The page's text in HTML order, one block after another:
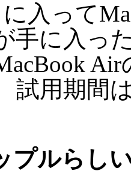
入って
手に入っ
試用期間
プルらし